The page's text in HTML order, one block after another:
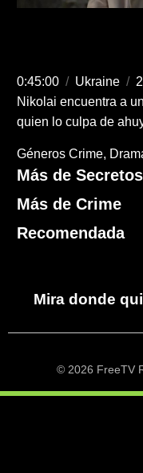
0:45:00 / Ukraine /
Nikolai encuentra a
quien lo culpa de
Géneros Crime
Más de Secretos
Más de Crime
Recomendada
Mira donde
© 2026 FreeTV